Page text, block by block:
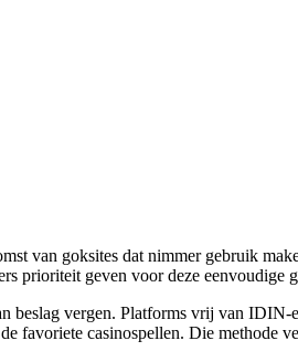
van goksites dat nimmer gebruik
prioriteit geven voor deze eenvoudige
beslag vergen. Platforms vrij van
favoriete casinospellen. Die